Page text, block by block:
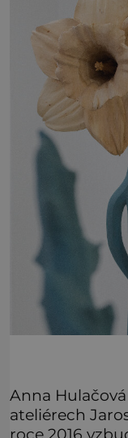
Anna
ateliérech
roce 2016